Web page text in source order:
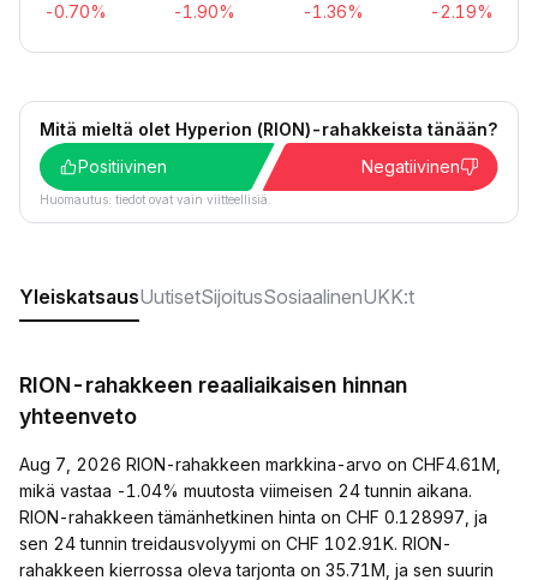
-0.70% -1.90% -1.36% -2.19%
Mitä mieltä olet Hyperion (RION)-rahakkeista tänään?
Positiivinen
Negatiivinen
Huomautus: tiedot ovat vain viitteellisiä.
YleiskatsausUutisetSijoitusSosiaalinenUKK:t
RION-rahakkeen reaaliaikaisen hinnan
yhteenveto
Aug 7, 2026 RION-rahakkeen markkina-arvo on CHF4.61M,
mikä vastaa -1.04% muutosta viimeisen 24 tunnin aikana.
RION-rahakkeen tämänhetkinen hinta on CHF 0.128997, ja
sen 24 tunnin treidausvolyymi on CHF 102.91K. RION-
rahakkeen kierrossa oleva tarjonta on 35.71M, ja sen suurin